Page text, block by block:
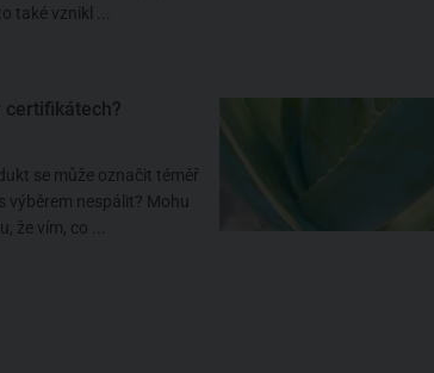
také vznikl ...
certifikátech?
se může označit téměř
výběrem nespálit? Mohu
že vím, co ...